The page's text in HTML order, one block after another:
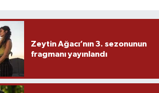
Zeytin Ağacı’nın 3. sezonunun
fragmanı yayınlandı